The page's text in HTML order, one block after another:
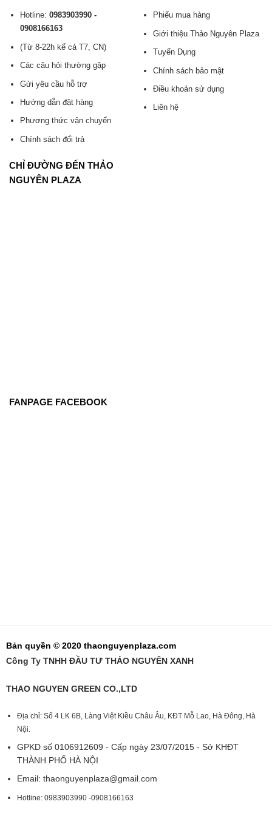
Hotline: 0983903990 -
0908166163
(Từ 8-22h kể cả T7, CN)
Các câu hỏi thường gặp
Gửi yêu cầu hỗ trợ
Hướng dẫn đặt hàng
Phương thức vận chuyển
Chính sách đổi trả
Phiếu mua hàng
Giới thiệu Thảo Nguyên Plaza
Tuyển Dụng
Chính sách bảo mật
Điều khoản sử dụng
Liên hệ
CHỈ ĐƯỜNG ĐẾN THẢO
NGUYÊN PLAZA
FANPAGE FACEBOOK
Bản quyền © 2020 thaonguyenplaza.com
Công Ty TNHH ĐẦU TƯ THẢO NGUYÊN XANH
THAO NGUYEN GREEN CO.,LTD
Địa chỉ: Số 4 LK 6B, Làng Việt Kiều Châu Âu, KĐT Mỗ Lao, Hà Đông, Hà
Nội.
GPKD số 0106912609 - Cấp ngày 23/07/2015 - Sở KHĐT
THÀNH PHỐ HÀ NỘI
Email: thaonguyenplaza@gmail.com
Hotline: 0983903990 -0908166163